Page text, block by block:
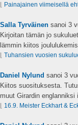
⌊ Painajainen viimeisellä
Salla Tyrväinen sanoi 3
Kirjoitan tämän jo
lämmin kiitos
⌊ Tuhansien vuosien
Daniel Nylund sanoi 3
Kiitos suosituksesta.
muut Girardin englanniksi
⌊ 16.9. Meister Eckhart &